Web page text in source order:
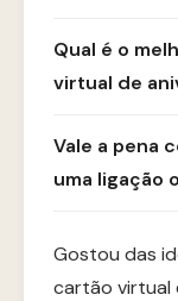
Qual é o
virtual de
Vale a pena
uma ligação
Gostou das
cartão virtual